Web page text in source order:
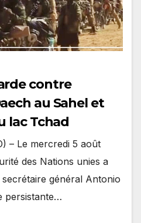
contre
au Sahel et
lac Tchad
– Le mercredi 5 août
des Nations unies a
général Antonio
persistante…